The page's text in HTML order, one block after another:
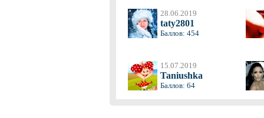
28.06.2019
taty2801
Баллов: 454
15.07.2019
Taniushka
Баллов: 64